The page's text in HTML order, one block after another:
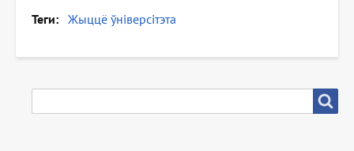
Теги Жыццё ўніверсітэта